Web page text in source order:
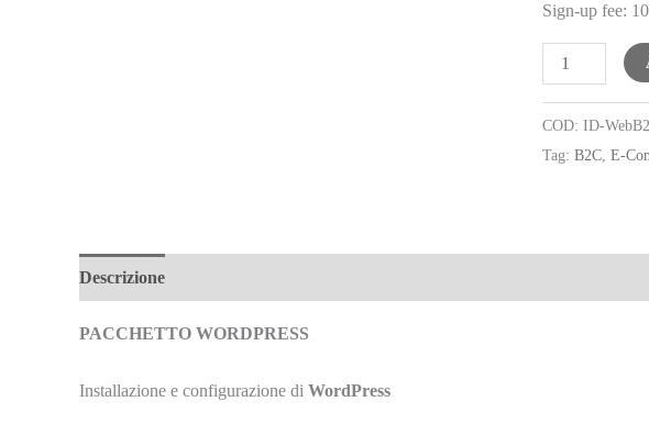
Sign-up fee:
Commerce
B2C
quantità
COD: ID-
Tag: B2C, E-
Descrizione
PACCHETTO WORDPRESS
Installazione e configurazione di WordPress